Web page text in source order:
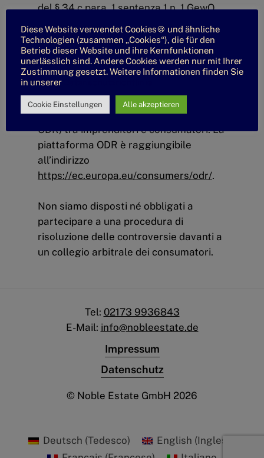
del § 34 c para. 1 sentenza 1 n. 1 GewO
dell’Ufficio per l’ordine pubblico della
città di Mettmann(Neanderstraße 85,
40822 Mettmann).
La Commissione europea ha creato una
piattaforma Internet per la risoluzione
online delle controversie (piattaforma
ODR) tra imprenditori e consumatori. La
piattaforma ODR è raggiungibile
all’indirizzo
https://ec.europa.eu/consumers/odr/.
Non siamo disposti né obbligati a
partecipare a una procedura di
risoluzione delle controversie davanti a
un collegio arbitrale dei consumatori.
Tel: 02173 9936843
E-Mail: info@nobleestate.de
Impressum
Datenschutz
© Noble Estate GmbH 2026
Diese Website verwendet Cookies🍪 und ähnliche
Technologien (zusammen „Cookies“), die für den
Betrieb dieser Website und ihre Kernfunktionen
unerlässlich sind. Andere Cookies werden nur mit Ihrer
Zustimmung gesetzt. Weitere Informationen finden Sie
in unserer
Cookie Einstellungen Alle akzeptieren
Deutsch (Tedesco) English (Inglese